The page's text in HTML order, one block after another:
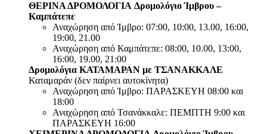
ΘΕΡΙΝΑ ΔΡΟΜΟΛΟΓΙΑ Δρομολόγιο Ίμβρου –
Καμπάτεπε
Αναχώρηση από Ίμβρο: 07:00, 10:00, 13.00, 16:00,
19:00, 21.00
Αναχώρηση από Καμπάτεπε: 08:00, 10.00, 13:00,
16:00, 19.00, 21:00
Δρομολόγια ΚΑΤΑΜΑΡΑΝ με ΤΣΑΝΑΚΚΑΛΕ
Καταμαράν (δεν παίρνει αυτοκίνητα)
Αναχώρηση από Ίμβρο: ΠΑΡΑΣΚΕΥΗ 08:00 και
18:00
Αναχώρηση από Τσανάκκαλε: ΠΕΜΠΤΗ 9:00 και
ΠΑΡΑΣΚΕΥΗ 16:00